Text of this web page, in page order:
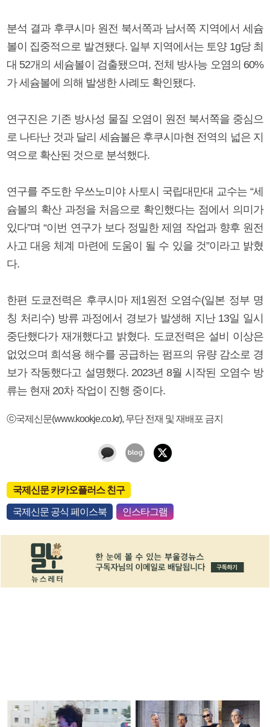
분석 결과 후쿠시마 원전 북서쪽과 남서쪽 지역에서 세슘
볼이 집중적으로 발견됐다. 일부 지역에서는 토양 1g당 최
대 52개의 세슘볼이 검출됐으며, 전체 방사능 오염의 60%
가 세슘볼에 의해 발생한 사례도 확인됐다.
연구진은 기존 방사성 물질 오염이 원전 북서쪽을 중심으
로 나타난 것과 달리 세슘볼은 후쿠시마현 전역의 넓은 지
역으로 확산된 것으로 분석했다.
연구를 주도한 우쓰노미야 사토시 국립대만대 교수는 “세
슘볼의 확산 과정을 처음으로 확인했다는 점에서 의미가
있다”며 “이번 연구가 보다 정밀한 제염 작업과 향후 원전
사고 대응 체계 마련에 도움이 될 수 있을 것”이라고 밝혔
다.
한편 도쿄전력은 후쿠시마 제1원전 오염수(일본 정부 명
칭 처리수) 방류 과정에서 경보가 발생해 지난 13일 일시
중단했다가 재개했다고 밝혔다. 도쿄전력은 설비 이상은
없었으며 희석용 해수를 공급하는 펌프의 유량 감소로 경
보가 작동했다고 설명했다. 2023년 8월 시작된 오염수 방
류는 현재 20차 작업이 진행 중이다.
ⓒ국제신문(www.kookje.co.kr), 무단 전재 및 재배포 금지
국제신문 카카오플러스 친구
국제신문 공식 페이스북 인스타그램